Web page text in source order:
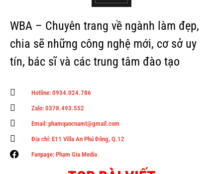
WBA – Chuyên trang về ngành làm đẹp,
chia sẽ những công nghệ mới, cơ sở uy
tín, bác sĩ và các trung tâm đào tạo
Hotline: 0934.024.786
Zalo: 0378.493.552
Email: phamquocnamt@gmail.com
Địa chỉ: E11 Villa An Phú Đông, Q.12
Fanpage: Phạm Gia Media